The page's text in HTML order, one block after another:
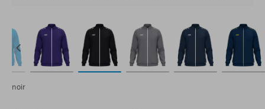
noir